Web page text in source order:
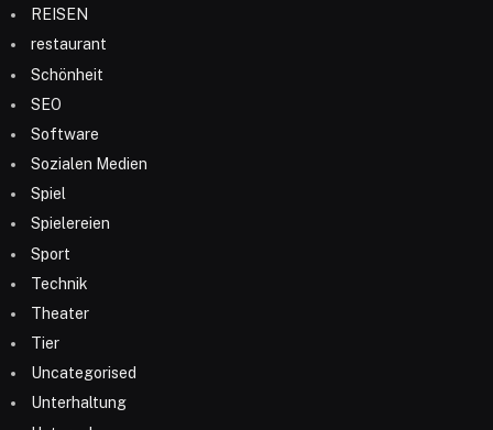
REISEN
restaurant
Schönheit
SEO
Software
Sozialen Medien
Spiel
Spielereien
Sport
Technik
Theater
Tier
Uncategorised
Unterhaltung